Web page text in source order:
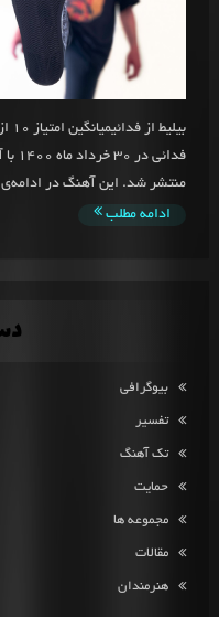
منتشر شد. این آهنگ در ادامه‌ی
ادامه مطلب
بیوگرافی
تفسیر
تک آهنگ
حمایت
مجموعه ها
مقالات
هنرمندان